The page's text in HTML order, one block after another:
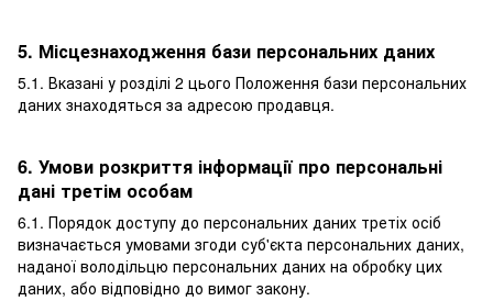
5. Місцезнаходження бази персональних даних
5.1. Вказані у розділі 2 цього Положення бази персональних
даних знаходяться за адресою продавця.
6. Умови розкриття інформації про персональні
дані третім особам
6.1. Порядок доступу до персональних даних третіх осіб
визначається умовами згоди суб'єкта персональних даних,
наданої володільцю персональних даних на обробку цих
даних, або відповідно до вимог закону.